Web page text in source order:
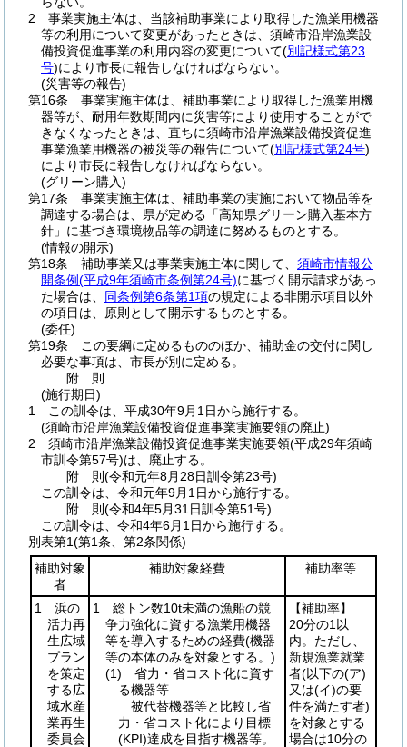
2
事業実施主体は、当該補助事業により取得した漁業用機器
等の利用について変更があったときは、須崎市沿岸漁業設
備投資促進事業の利用内容の変更について(別記様式第23
号)により市長に報告しなければならない。
(災害等の報告)
第16条
事業実施主体は、補助事業により取得した漁業用機
器等が、耐用年数期間内に災害等により使用することがで
きなくなったときは、直ちに須崎市沿岸漁業設備投資促進
事業漁業用機器の被災等の報告について(別記様式第24号)
により市長に報告しなければならない。
(グリーン購入)
第17条
事業実施主体は、補助事業の実施において物品等を
調達する場合は、県が定める「高知県グリーン購入基本方
針」に基づき環境物品等の調達に努めるものとする。
(情報の開示)
第18条
補助事業又は事業実施主体に関して、 須崎市情報公
開条例(平成9年須崎市条例第24号)に基づく開示請求があっ
た場合は、 同条例第6条第1項の規定による非開示項目以外
の項目は、原則として開示するものとする。
(委任)
第19条
この要綱に定めるもののほか、補助金の交付に関し
必要な事項は、市長が別に定める。
附 則
(施行期日)
1
この訓令は、平成30年9月1日から施行する。
(須崎市沿岸漁業設備投資促進事業実施要領の廃止)
2
須崎市沿岸漁業設備投資促進事業実施要領(平成29年須崎
市訓令第57号)は、廃止する。
附 則(令和元年8月28日訓令第23号)
この訓令は、令和元年9月1日から施行する。
附 則(令和4年5月31日訓令第51号)
この訓令は、令和4年6月1日から施行する。
別表第1(第1条、第2条関係)
補助対象
者
補助対象経費 補助率等
1 浜の
活力再
生広域
プラン
を策定
する広
域水産
業再生
委員会
1 総トン数10t未満の漁船の競
争力強化に資する漁業用機器
等を導入するための経費(機器
等の本体のみを対象とする。)
(1) 省力・省コスト化に資す
る機器等
被代替機器等と比較し省
力・省コスト化により目標
(KPI)達成を目指す機器等。
【補助率】
20分の1以
内。ただし、
新規漁業就業
者(以下の(ア)
又は(イ)の要
件を満たす者)
を対象とする
場合は10分の